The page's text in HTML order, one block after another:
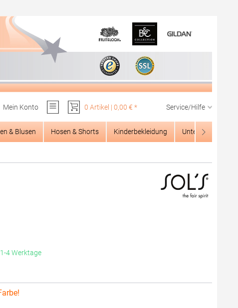
Mein Konto
0 Artikel | 0,00 € * Service/Hilfe
& Blusen Hosen & Shorts Kinderbekleidung Unterwäsche
4 Werktage